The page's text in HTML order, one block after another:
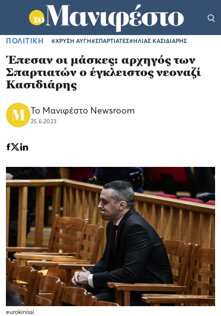
ΠΟΛΙΤΙΚΗ #ΧΡΥΣΗ ΑΥΓΗ#ΣΠΑΡΤΙΑΤΕΣ#ΗΛΙΑΣ ΚΑΣΙΔΙΑΡΗΣ
Έπεσαν οι μάσκες: αρχηγός των
Σπαρτιατών ο έγκλειστος νεοναζί
Κασιδιάρης
Το Μανιφέστο Newsroom
25.6.2023
eurokinissi